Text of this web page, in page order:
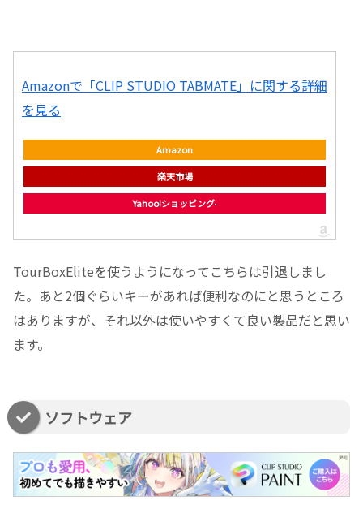
Amazonで「CLIP STUDIO TABMATE」に関する詳細
を見る
Amazon
楽天市場
Yahoo!ショッピング
TourBoxEliteを使うようになってこちらは引退しまし
た。あと2個ぐらいキーがあれば便利なのにと思うところ
はありますが、それ以外は使いやすくて良い製品だと思い
ます。
ソフトウェア